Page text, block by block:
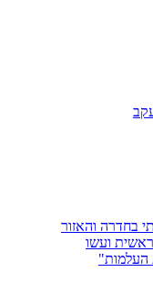
בחדרה והאזור
ועשו
העלמות"